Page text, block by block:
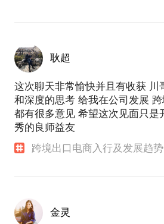
耿超
这次聊天非常愉快并且有收获 川
和深度的思考 给我在公司发展
都有很多意见 希望这次见面只是
秀的良师益友
跨境出口电商入行及发展趋
金灵